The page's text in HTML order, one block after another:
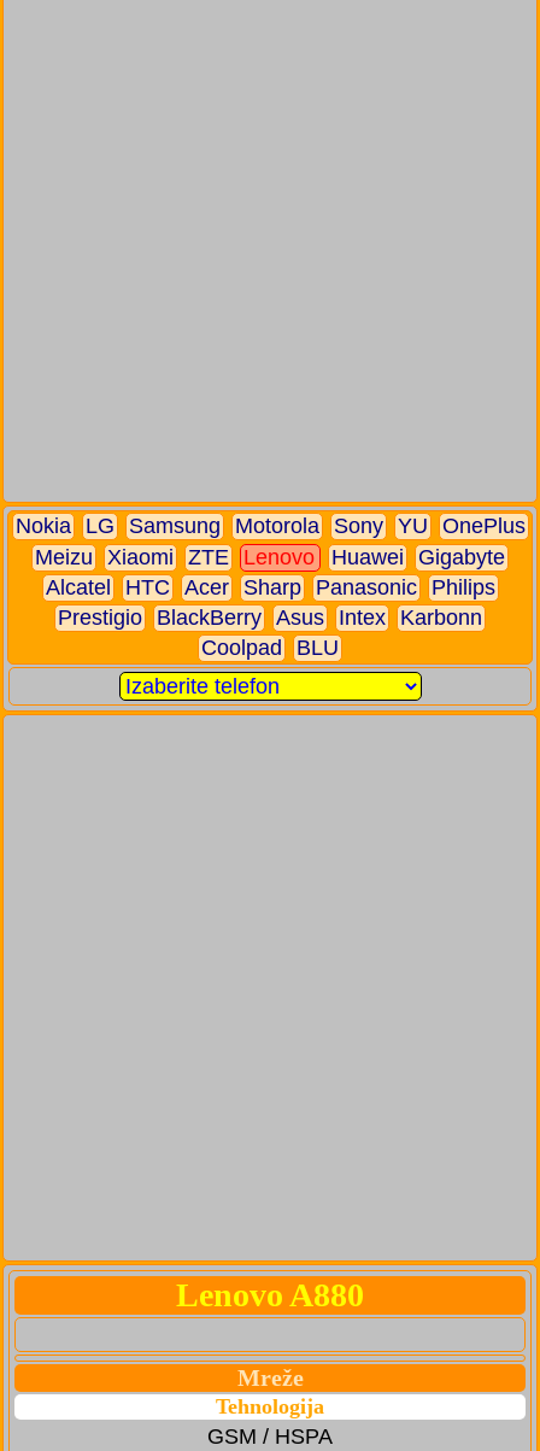
Nokia LG Samsung Motorola Sony YU
OnePlus
Meizu
Xiaomi ZTE Lenovo Huawei
Gigabyte
Alcatel
HTC Acer Sharp Panasonic
Philips
Prestigio
BlackBerry Asus Intex
Karbonn
Coolpad
BLU
Lenovo A880
Mreže
Tehnologija
GSM / HSPA